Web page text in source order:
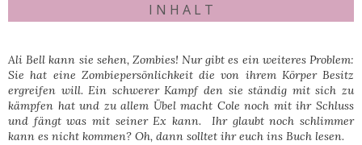
I N H A L T
Ali Bell kann sie sehen, Zombies! Nur gibt es ein weiteres Problem:
Sie hat eine Zombiepersönlichkeit die von ihrem Körper Besitz
ergreifen will. Ein schwerer Kampf den sie ständig mit sich zu
kämpfen hat und zu allem Übel macht Cole noch mit ihr Schluss
und fängt was mit seiner Ex kann. Ihr glaubt noch schlimmer
kann es nicht kommen? Oh, dann solltet ihr euch ins Buch lesen.